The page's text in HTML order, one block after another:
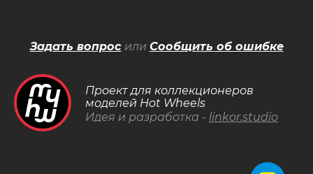
Проект для коллекционеров
моделей Hot Wheels
Идея и разработка - linkor.studio
Задать вопросили Сообщить об ошибке